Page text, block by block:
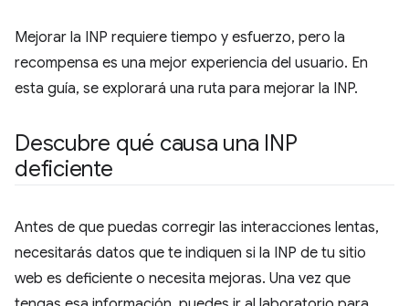
Mejorar la INP requiere tiempo y esfuerzo, pero la
recompensa es una mejor experiencia del usuario. En
esta guía, se explorará una ruta para mejorar la INP.
Descubre qué causa una INP
deficiente
Antes de que puedas corregir las interacciones lentas,
necesitarás datos que te indiquen si la INP de tu sitio
web es deficiente o necesita mejoras. Una vez que